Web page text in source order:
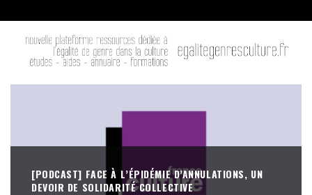
[PODCAST] FACE À L’ÉPIDÉMIE D’ANNULATIONS, UN
DEVOIR DE SOLIDARITÉ COLLECTIVE